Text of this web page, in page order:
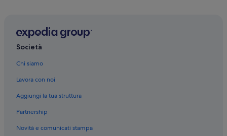
Londra: hotel Fairmont
Londra: Morgans Hotel Group
Londra: Kempinski Hotels & Resorts
Londra: hotel Dylan Apartments
Società
Chi siamo
Lavora con noi
Aggiungi la tua struttura
Partnership
Novità e comunicati stampa